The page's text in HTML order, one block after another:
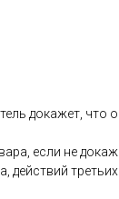
до­кажет,
ес­ли не
дей­ствий